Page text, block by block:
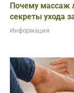
Почему массаж
секреты ухода
Информация